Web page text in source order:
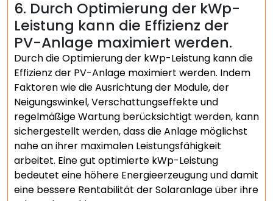
6. Durch Optimierung der kWp-
Leistung kann die Effizienz der
PV-Anlage maximiert werden.
Durch die Optimierung der kWp-Leistung kann die
Effizienz der PV-Anlage maximiert werden. Indem
Faktoren wie die Ausrichtung der Module, der
Neigungswinkel, Verschattungseffekte und
regelmäßige Wartung berücksichtigt werden, kann
sichergestellt werden, dass die Anlage möglichst
nahe an ihrer maximalen Leistungsfähigkeit
arbeitet. Eine gut optimierte kWp-Leistung
bedeutet eine höhere Energieerzeugung und damit
eine bessere Rentabilität der Solaranlage über ihre